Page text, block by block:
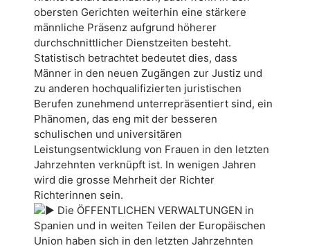
obersten Gerichten weiterhin eine stärkere
männliche Präsenz aufgrund höherer
durchschnittlicher Dienstzeiten besteht.
Statistisch betrachtet bedeutet dies, dass
Männer in den neuen Zugängen zur Justiz und
zu anderen hochqualifizierten juristischen
Berufen zunehmend unterrepräsentiert sind, ein
Phänomen, das eng mit der besseren
schulischen und universitären
Leistungsentwicklung von Frauen in den letzten
Jahrzehnten verknüpft ist. In wenigen Jahren
wird die grosse Mehrheit der Richter
Richterinnen sein.
Die ÖFFENTLICHEN VERWALTUNGEN in
Spanien und in weiten Teilen der Europäischen
Union haben sich in den letzten Jahrzehnten